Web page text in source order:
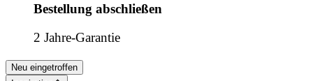
Bestellung abschließen
2 Jahre-Garantie
Neu eingetroffen